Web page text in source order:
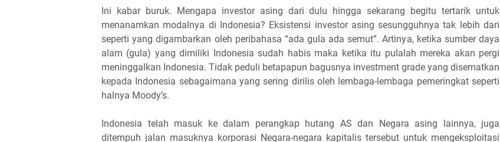
Ini kabar buruk. Mengapa investor asing dari dulu hingga sekarang begitu tertarik untuk
menanamkan modalnya di Indonesia? Eksistensi investor asing sesungguhnya tak lebih dari
seperti yang digambarkan oleh peribahasa “ada gula ada semut”. Artinya, ketika sumber daya
alam (gula) yang dimiliki Indonesia sudah habis maka ketika itu pulalah mereka akan pergi
meninggalkan Indonesia. Tidak peduli betapapun bagusnya investment grade yang disematkan
kepada Indonesia sebagaimana yang sering dirilis oleh lembaga-lembaga pemeringkat seperti
halnya Moody’s.
Indonesia telah masuk ke dalam perangkap hutang AS dan Negara asing lainnya, juga
ditempuh jalan masuknya korporasi Negara-negara kapitalis tersebut untuk mengeksploitasi